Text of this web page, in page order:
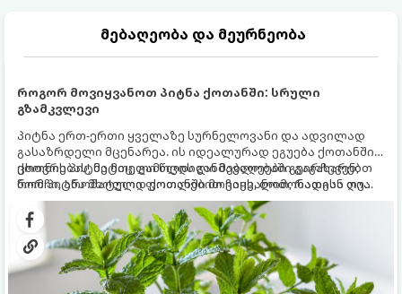
მებაღეობა და მეურნეობა
როგორ მოვიყვანოთ პიტნა ქოთანში: სრული
გზამკვლევი
პიტნა ერთ-ერთი ყველაზე სურნელოვანი და ადვილად
გასაზრდელი მცენარეა. ის იდეალურად ეგუება ქოთანში
ცხოვრებას, მეტიც, გამოცდილი მებაღეები გვირჩევენ,
რომ პიტნა მხოლოდ ქოთანში მოვიყვანოთ, რადგან ღია
გრუნტში (ბაღში) დარგვისას ის ფესვებით ძალიან
სწრაფად ვრცელდება და სხვა მცენარეებს ავიწროებს.
ქოთნის პიტნა მთელი წლის განმავლობაში გაგახარებთ
ნორჩი, არომატული ფოთლებით ჩაის, ლიმონათისა თუ
კერძებისთვის.